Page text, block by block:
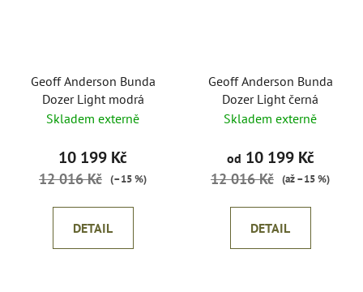
Geoff Anderson Bunda
Dozer Light modrá
Skladem externě
10 199 Kč
12 016 Kč (–15 %)
DETAIL
Geoff Anderson Bunda
Dozer Light černá
Skladem externě
od 10 199 Kč
12 016 Kč (až –15 %)
DETAIL